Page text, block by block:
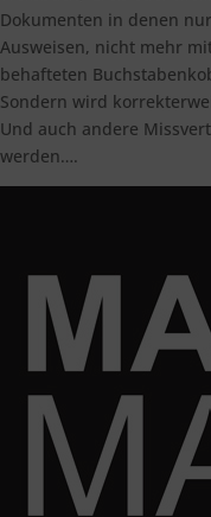
Dokumenten in denen
Ausweisen, nicht mehr
behafteten
Sondern wird
Und auch andere
werden….